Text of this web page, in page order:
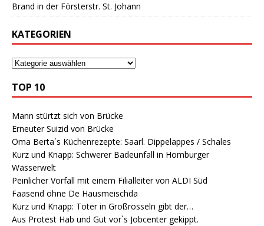
Brand in der Försterstr. St. Johann
KATEGORIEN
TOP 10
Mann stürtzt sich von Brücke
Erneuter Suizid von Brücke
Oma Berta`s Küchenrezepte: Saarl. Dippelappes / Schales
Kurz und Knapp: Schwerer Badeunfall in Homburger
Wasserwelt
Peinlicher Vorfall mit einem Filialleiter von ALDI Süd
Faasend ohne De Hausmeischda
Kurz und Knapp: Toter in Großrosseln gibt der…
Aus Protest Hab und Gut vor`s Jobcenter gekippt.